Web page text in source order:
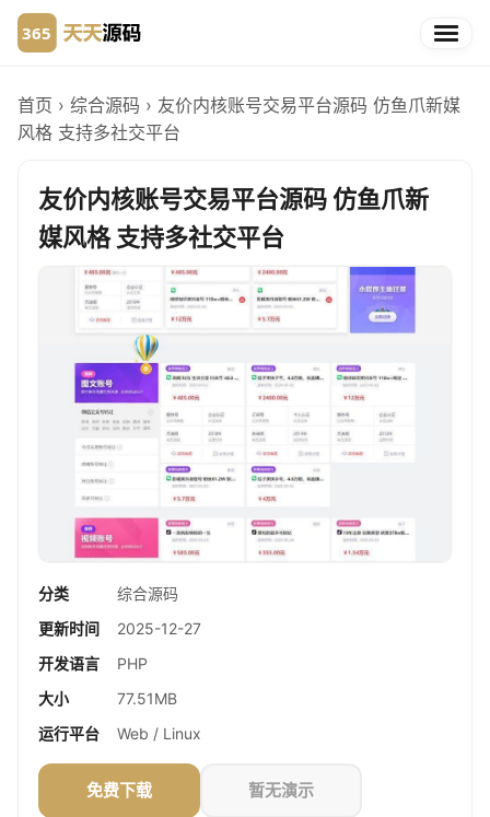
首页 › 综合源码 › 友价内核账号交易平台源码 仿鱼爪新媒
风格 支持多社交平台
友价内核账号交易平台源码 仿鱼爪新
媒风格 支持多社交平台
分类
综合源码
更新时间
2025-12-27
开发语言
PHP
大小
77.51MB
运行平台
Web / Linux
免费下载 暂无演示